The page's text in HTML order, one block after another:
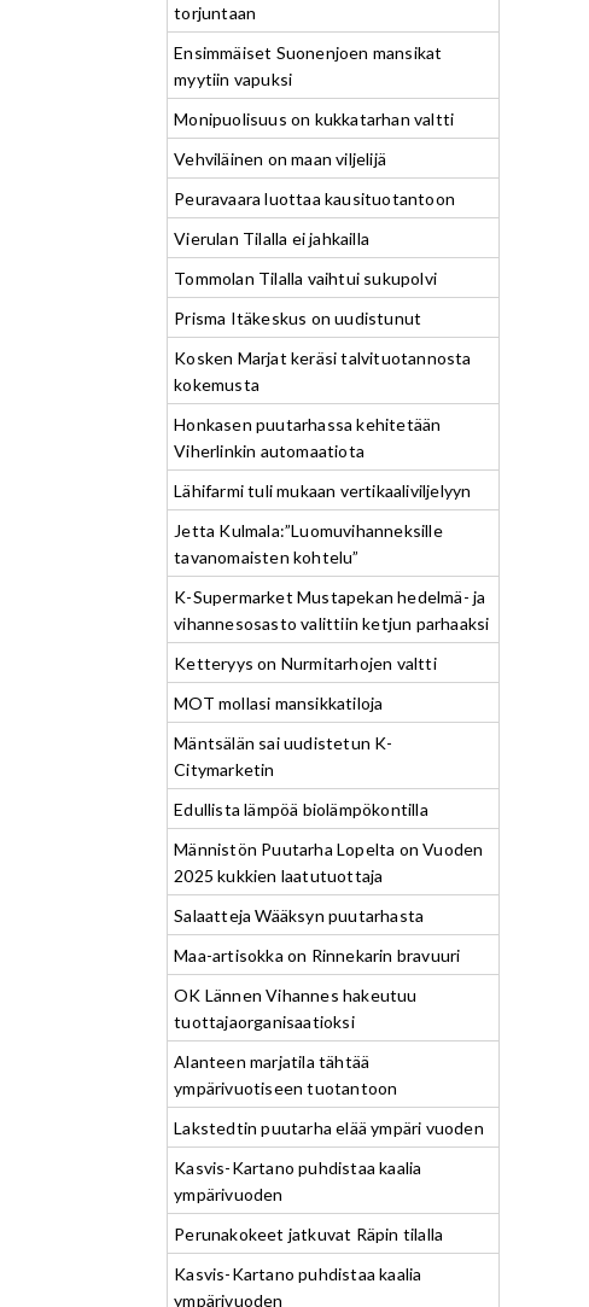
torjuntaan
Ensimmäiset Suonenjoen mansikat
myytiin vapuksi
Monipuolisuus on kukkatarhan valtti
Vehviläinen on maan viljelijä
Peuravaara luottaa kausituotantoon
Vierulan Tilalla ei jahkailla
Tommolan Tilalla vaihtui sukupolvi
Prisma Itäkeskus on uudistunut
Kosken Marjat keräsi talvituotannosta
kokemusta
Honkasen puutarhassa kehitetään
Viherlinkin automaatiota
Lähifarmi tuli mukaan vertikaaliviljelyyn
Jetta Kulmala:”Luomuvihanneksille
tavanomaisten kohtelu”
K-Supermarket Mustapekan hedelmä- ja
vihannesosasto valittiin ketjun parhaaksi
Ketteryys on Nurmitarhojen valtti
MOT mollasi mansikkatiloja
Mäntsälän sai uudistetun K-
Citymarketin
Edullista lämpöä biolämpökontilla
Männistön Puutarha Lopelta on Vuoden
2025 kukkien laatutuottaja
Salaatteja Wääksyn puutarhasta
Maa-artisokka on Rinnekarin bravuuri
OK Lännen Vihannes hakeutuu
tuottajaorganisaatioksi
Alanteen marjatila tähtää
ympärivuotiseen tuotantoon
Lakstedtin puutarha elää ympäri vuoden
Kasvis-Kartano puhdistaa kaalia
ympärivuoden
Perunakokeet jatkuvat Räpin tilalla
Kasvis-Kartano puhdistaa kaalia
ympärivuoden